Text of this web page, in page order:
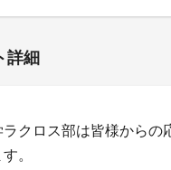
詳細
クロス部は皆様からの
。